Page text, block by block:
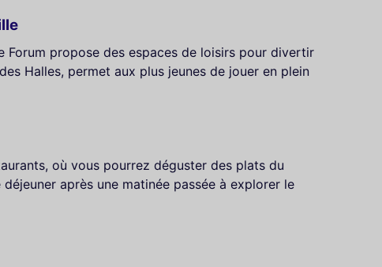
Forum propose des espaces de loisirs pour divertir
Halles, permet aux plus jeunes de jouer en plein
où vous pourrez déguster des plats du
après une matinée passée à explorer le